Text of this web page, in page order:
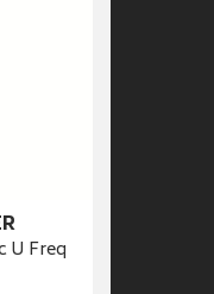
U Freq